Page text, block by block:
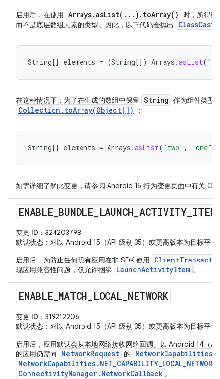
启用后，在使用 Arrays.asList(...).toArray()
时，所得
而不是底层数组元素的类型。因此，以下代码会抛出
String [] elements = (String [] ) Arrays .asList(
在这种情况下，为了在生成的数组中保留 String 作为组件类型
Collection.toArray(Object[]) ：
String [] elements = Arrays .asList( "two" , "one"
如需详细了解此变更，请参阅 Android 15 行为变更页面中有关
ENABLE BUNDLE LAUNCH ACTIVITY_ ITEM
变更 ID ：324203798
默认状态 ：对以 Android 15（API 级别 35）或更高版本为目标平
启用后，为防止任何现有应用在非 SDK 使用
现应用兼容性问题，仅允许捆绑 LaunchActivityItem 。
ENABLE MATCH LOCAL NETWORK
变更 ID ：319212206
默认状态 ：对以 Android 15（API 级别 35）或更高版本为目标平
启用后，应用默认会从本地网络接收网络回调。以 Android 14（
的应用仍需向
NetworkRequest 的 NetworkCapabilities
NetworkCapabilities.NET_CAPABILITY_LOCAL_NETWORK
ConnectivityManager.NetworkCallback 。